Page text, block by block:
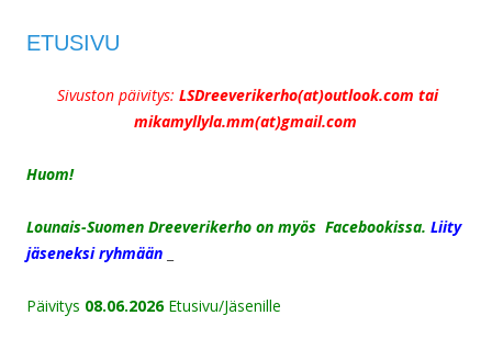
ETUSIVU
Sivuston päivitys:LSDreeverikerho(at)outlook.com tai
mikamyllyla.mm(at)gmail.com
Huom!
Lounais-Suomen Dreeverikerho on myös Facebookissa. Liity
jäseneksi ryhmään
Päivitys 08.06.2026Etusivu/Jäsenille